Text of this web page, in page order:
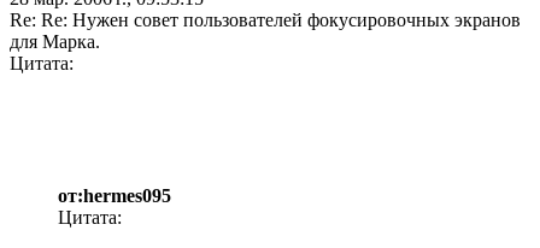
Re: Re: Нужен совет пользователей фокусировочных экранов
для Марка.
Цитата:
от:hermes095
Цитата: